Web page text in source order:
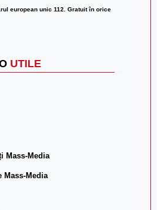
european unic 112. Gratuit în orice
UTILE
Mass-Media
Media